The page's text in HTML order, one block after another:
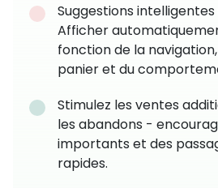
Suggestions
Afficher
fonction de la
panier et du
Stimulez les ventes
les abandons -
importants et des
rapides.